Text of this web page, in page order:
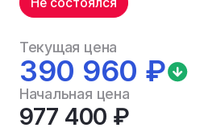
Не состоялся
Текущая цена
390 960 ₽
Начальная цена
977 400 ₽